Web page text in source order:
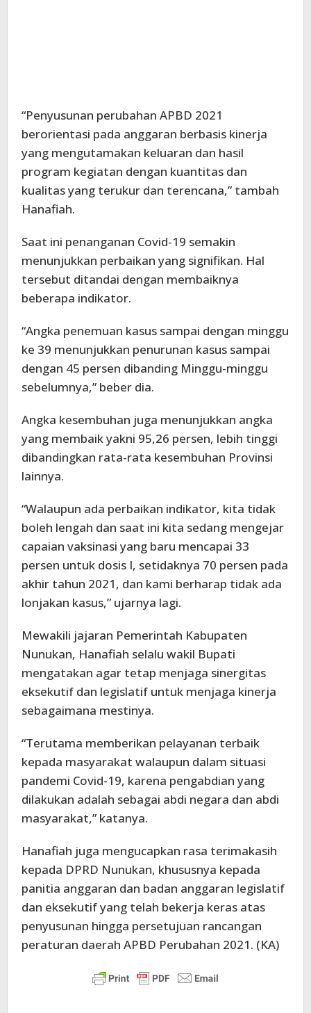
“Penyusunan perubahan APBD 2021
berorientasi pada anggaran berbasis kinerja
yang mengutamakan keluaran dan hasil
program kegiatan dengan kuantitas dan
kualitas yang terukur dan terencana,” tambah
Hanafiah.
Saat ini penanganan Covid-19 semakin
menunjukkan perbaikan yang signifikan. Hal
tersebut ditandai dengan membaiknya
beberapa indikator.
“Angka penemuan kasus sampai dengan minggu
ke 39 menunjukkan penurunan kasus sampai
dengan 45 persen dibanding Minggu-minggu
sebelumnya,” beber dia.
Angka kesembuhan juga menunjukkan angka
yang membaik yakni 95,26 persen, lebih tinggi
dibandingkan rata-rata kesembuhan Provinsi
lainnya.
“Walaupun ada perbaikan indikator, kita tidak
boleh lengah dan saat ini kita sedang mengejar
capaian vaksinasi yang baru mencapai 33
persen untuk dosis I, setidaknya 70 persen pada
akhir tahun 2021, dan kami berharap tidak ada
lonjakan kasus,” ujarnya lagi.
Mewakili jajaran Pemerintah Kabupaten
Nunukan, Hanafiah selalu wakil Bupati
mengatakan agar tetap menjaga sinergitas
eksekutif dan legislatif untuk menjaga kinerja
sebagaimana mestinya.
“Terutama memberikan pelayanan terbaik
kepada masyarakat walaupun dalam situasi
pandemi Covid-19, karena pengabdian yang
dilakukan adalah sebagai abdi negara dan abdi
masyarakat,” katanya.
Hanafiah juga mengucapkan rasa terimakasih
kepada DPRD Nunukan, khususnya kepada
panitia anggaran dan badan anggaran legislatif
dan eksekutif yang telah bekerja keras atas
penyusunan hingga persetujuan rancangan
peraturan daerah APBD Perubahan 2021. (KA)